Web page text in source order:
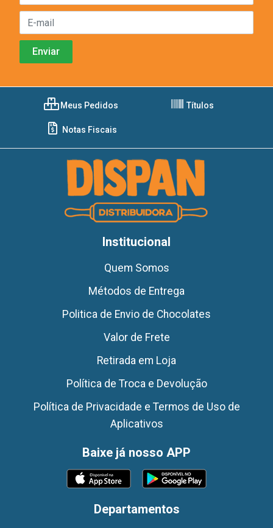
Meus Pedidos Títulos
Notas Fiscais
Institucional
Quem Somos
Métodos de Entrega
Politica de Envio de Chocolates
Valor de Frete
Retirada em Loja
Política de Troca e Devolução
Política de Privacidade e Termos de Uso de
Aplicativos
Baixe já nosso APP
Departamentos